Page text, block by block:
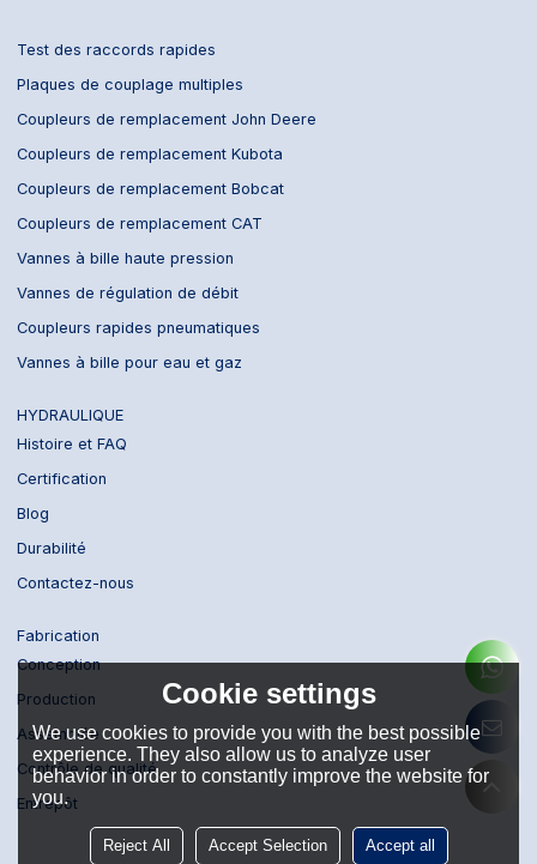
Test des raccords rapides
Plaques de couplage multiples
Coupleurs de remplacement John Deere
Coupleurs de remplacement Kubota
Coupleurs de remplacement Bobcat
Coupleurs de remplacement CAT
Vannes à bille haute pression
Vannes de régulation de débit
Coupleurs rapides pneumatiques
Vannes à bille pour eau et gaz
HYDRAULIQUE
Histoire et FAQ
Certification
Blog
Durabilité
Contactez-nous
Fabrication
Conception
Production
Assemblée
Contrôle de qualité
Entrepôt
Cookie settings
We use cookies to provide you with the best possible
experience. They also allow us to analyze user
behavior in order to constantly improve the website for
you.
Reject All Accept Selection Accept all